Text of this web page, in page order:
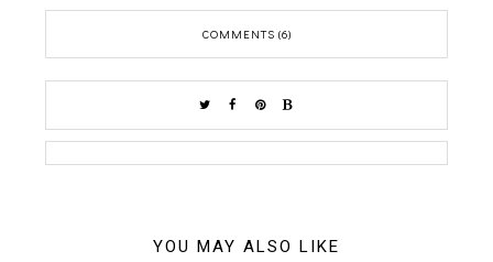
COMMENTS (6)
YOU MAY ALSO LIKE